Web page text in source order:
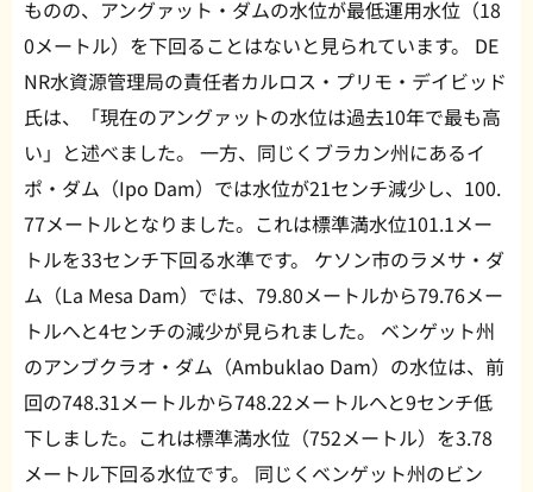
ものの、アングァット・ダムの水位が最低運用水位（18
0メートル）を下回ることはないと見られています。 DE
NR水資源管理局の責任者カルロス・プリモ・デイビッド
氏は、「現在のアングァットの水位は過去10年で最も高
い」と述べました。 一方、同じくブラカン州にあるイ
ポ・ダム（Ipo Dam）では水位が21センチ減少し、100.
77メートルとなりました。これは標準満水位101.1メー
トルを33センチ下回る水準です。 ケソン市のラメサ・ダ
ム（La Mesa Dam）では、79.80メートルから79.76メー
トルへと4センチの減少が見られました。 ベンゲット州
のアンブクラオ・ダム（Ambuklao Dam）の水位は、前
回の748.31メートルから748.22メートルへと9センチ低
下しました。これは標準満水位（752メートル）を3.78
メートル下回る水位です。 同じくベンゲット州のビン